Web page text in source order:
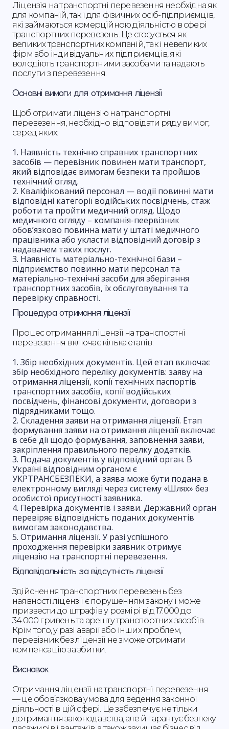
Ліцензія на транспортні перевезення необхідна як
для компаній, так і для фізичних осіб-підприємців,
які займаються комерційною діяльністю в сфері
транспортних перевезень. Це стосується як
великих транспортних компаній, так і невеликих
фірм або індивідуальних підприємців, які
володіють транспортними засобами та надають
послуги з перевезення.
Основні вимоги для отримання ліцензії
Щоб отримати ліцензію на транспортні
перевезення, необхідно відповідати ряду вимог,
серед яких:
Наявність технічно справних транспортних
засобів — перевізник повинен мати транспорт,
який відповідає вимогам безпеки та пройшов
технічний огляд.
Кваліфікований персонал — водії повинні мати
відповідні категорії водійських посвідчень, стаж
роботи та пройти медичний огляд. Щодо
медичного огляду – компанія-пеервізник
обов’язково повинна мати у штаті медичного
працівника або укласти відповідний договір з
надавачем таких послуг.
Наявність матеріально-технічної бази –
підприємство повинно мати персонал та
матеріально-технічні засоби для зберігання
транспортних засобів, їх обслуговування та
перевірку справності.
Процедура отримання ліцензії
Процес отримання ліцензії на транспортні
перевезення включає кілька етапів:
Збір необхідних документів. Цей етап включає
збір необхідного переліку документів: заяву на
отримання ліцензії, копії технічних паспортів
транспортних засобів, копії водійських
посвідчень, фінансові документи, договори з
підрядниками тощо.
Складення заяви на отримання ліцензії. Етап
формування заяви на отримання ліцензії включає
в себе дії щодо формування, заповнення заяви,
закріплення правильного перелку додатків.
Подача документів у відповідний орган. В
Україні відповідним органом є
УКРТРАНСБЕЗПЕКИ, а заява може бути подана в
електронному вигляді через систему «Шлях» без
особистої присутності заявника.
Перевірка документів і заяви. Державний орган
перевіряє відповідність поданих документів
вимогам законодавства.
Отримання ліцензії. У разі успішного
проходження перевірки заявник отримує
ліцензію на транспортні перевезення.
Відповідальність за відсутність ліцензії
Здійснення транспортних перевезень без
наявності ліцензії є порушенням закону і може
призвести до штрафів у розмірі від 17.000 до
34.000 гривень та арешту транспортних засобів.
Крім того, у разі аварії або інших проблем,
перевізник без ліцензії не зможе отримати
компенсацію за збитки.
Висновок
Отримання ліцензії на транспортні перевезення
— це обов’язкова умова для ведення законної
діяльності в цій сфері. Це забезпечує не тільки
дотримання законодавства, але й гарантує безпеку